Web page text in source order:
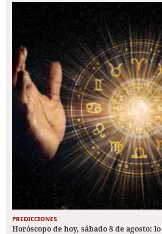
PREDICCIONES
Horóscopo de hoy, sábado 8 de agosto: